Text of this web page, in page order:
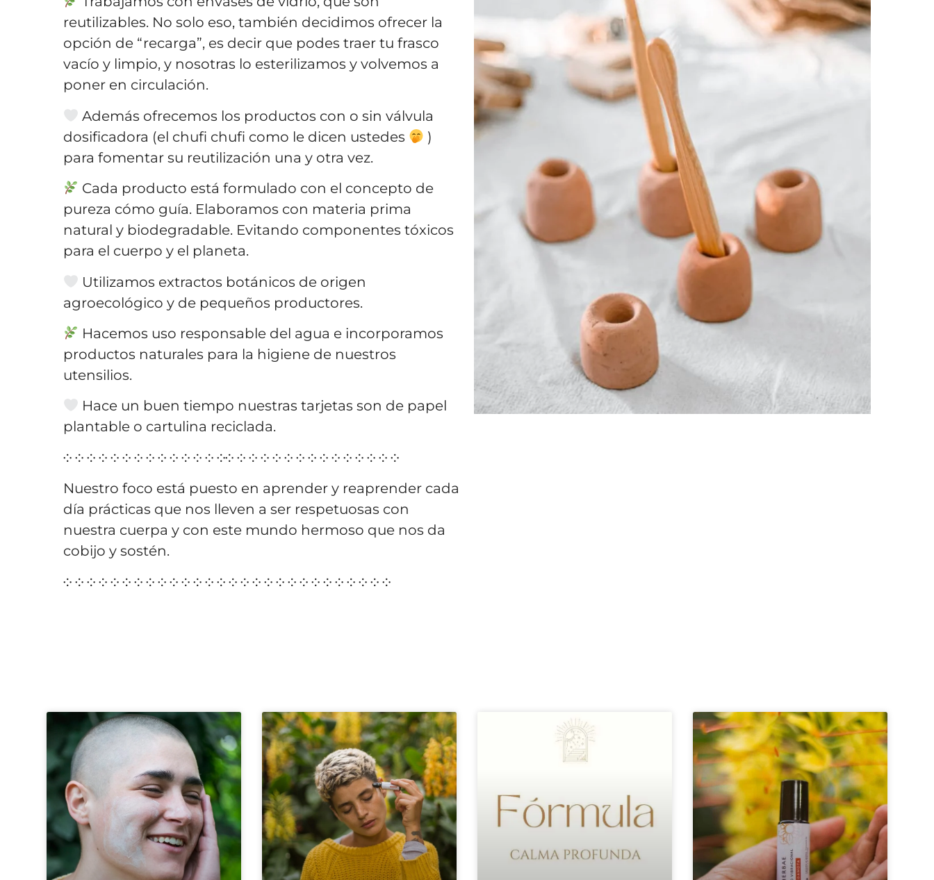
reutilizables. No solo eso, también decidimos ofrecer la
opción de “recarga”, es decir que podes traer tu frasco
vacío y limpio, y nosotras lo esterilizamos y volvemos a
poner en circulación.
Además ofrecemos los productos con o sin válvula
dosificadora (el chufi chufi como le dicen ustedes
)
para fomentar su reutilización una y otra vez.
Cada producto está formulado con el concepto de
pureza cómo guía. Elaboramos con materia prima
natural y biodegradable. Evitando componentes tóxicos
para el cuerpo y el planeta.
Utilizamos extractos botánicos de origen
agroecológico y de pequeños productores.
Hacemos uso responsable del agua e incorporamos
productos naturales para la higiene de nuestros
utensilios.
Hace un buen tiempo nuestras tarjetas son de papel
plantable o cartulina reciclada.
༶ ༶ ༶ ༶ ༶ ༶ ༶ ༶ ༶ ༶ ༶ ༶ ༶ ༶༶ ༶ ༶ ༶ ༶ ༶ ༶ ༶ ༶ ༶ ༶ ༶ ༶ ༶ ༶
Nuestro foco está puesto en aprender y reaprender cada
día prácticas que nos lleven a ser respetuosas con
nuestra cuerpa y con este mundo hermoso que nos da
cobijo y sostén.
༶ ༶ ༶ ༶ ༶ ༶ ༶ ༶ ༶ ༶ ༶ ༶ ༶ ༶ ༶ ༶ ༶ ༶ ༶ ༶ ༶ ༶ ༶ ༶ ༶ ༶ ༶ ༶